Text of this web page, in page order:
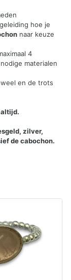
hoe je
naar keuze
4
materialen
en de trots
zilver,
de cabochon.